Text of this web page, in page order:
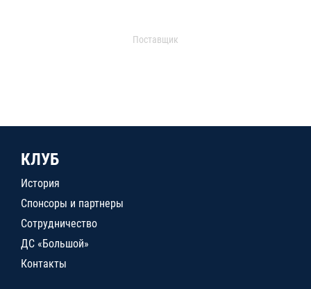
Поставщик
КЛУБ
История
Спонсоры и партнеры
Сотрудничество
ДС «Большой»
Контакты